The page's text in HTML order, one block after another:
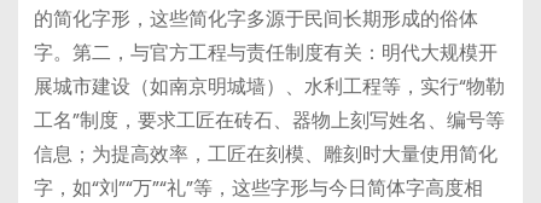
的简化字形，这些简化字多源于民间长期形成的俗体
字。第二，与官方工程与责任制度有关：明代大规模开
展城市建设（如南京明城墙）、水利工程等，实行“物勒
工名”制度，要求工匠在砖石、器物上刻写姓名、编号等
信息；为提高效率，工匠在刻模、雕刻时大量使用简化
字，如“刘”“万”“礼”等，这些字形与今日简体字高度相